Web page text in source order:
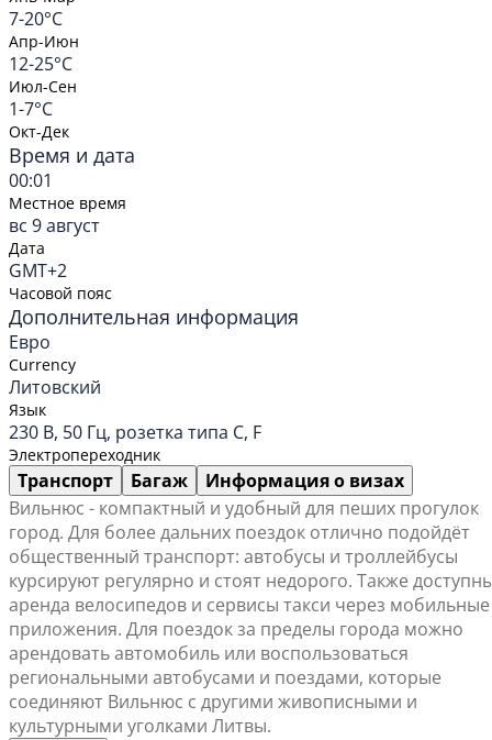
7-20°C
Апр-Июн
12-25°C
Июл-Сен
1-7°C
Окт-Дек
Время и дата
00:01
Местное время
вс 9 август
Дата
GMT+2
Часовой пояс
Дополнительная информация
Евро
Currency
Литовский
Язык
230 В, 50 Гц, розетка типа C, F
Электропереходник
Транспорт Багаж
Информация о визах
Вильнюс - компактный и удобный для пеших прогулок
город. Для более дальних поездок отлично подойдёт
общественный транспорт: автобусы и троллейбусы
курсируют регулярно и стоят недорого. Также
аренда велосипедов и сервисы такси через мобильные
приложения. Для поездок за пределы города можно
арендовать автомобиль или воспользоваться
региональными автобусами и поездами, которые
соединяют Вильнюс с другими живописными и
культурными уголками Литвы.